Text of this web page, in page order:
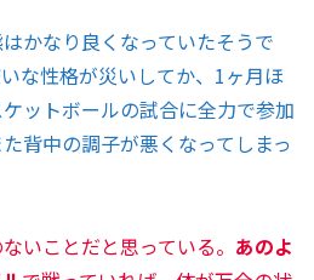
かなり良くなっていたそうで
な性格が災いしてか、1ヶ月ほ
ットボールの試合に全力で参加
背中の調子が悪くなってしまっ
いことだと思っている。 あのよ